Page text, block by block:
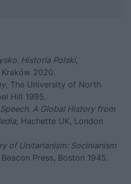
Historia Polski,
2020.
, The University of North
Hill 1995.
A Global History from
, Hachette UK, London
of Unitarianism: Socinianism
Press, Boston 1945.